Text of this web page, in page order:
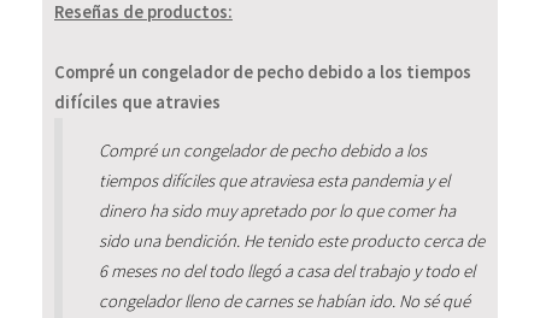
Reseñas de productos:
Compré un congelador de pecho debido a los tiempos
difíciles que atravies
Compré un congelador de pecho debido a los
tiempos difíciles que atraviesa esta pandemia y el
dinero ha sido muy apretado por lo que comer ha
sido una bendición. He tenido este producto cerca de
6 meses no del todo llegó a casa del trabajo y todo el
congelador lleno de carnes se habían ido. No sé qué